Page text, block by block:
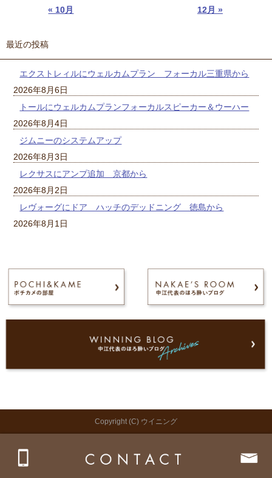
« 10月 12月 »
最近の投稿
エクストレィルにウェルカムプラン フォーカル三重県から
2026年8月6日
トールにウェルカムプランフォーカルスピーカー＆ウーハー
2026年8月4日
ジムニーのシステムアップ
2026年8月3日
レクサスにアンプ追加 京都から
2026年8月2日
レヴォーグにドア ハッチのデッドニング 徳島から
2026年8月1日
Copyright (C) ウイニング